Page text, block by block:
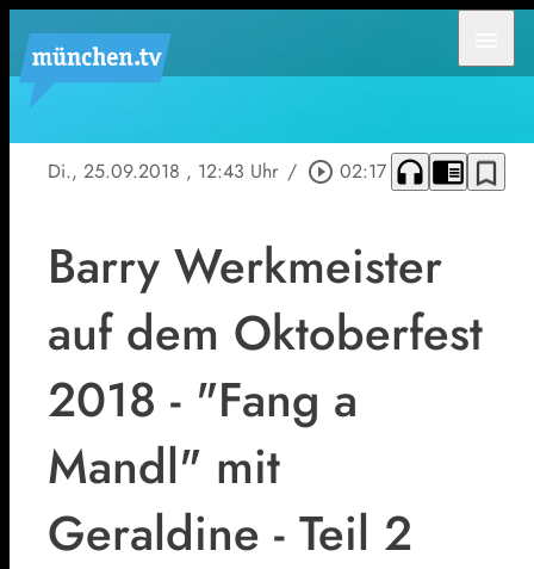
Di., 25.09.2018 , 12:43 Uhr / play_circle_outline 02:17 headphones chrome_reader_mode bookmark_border
Barry Werkmeister
auf dem Oktoberfest
2018 - "Fang a
Mandl" mit
Geraldine - Teil 2